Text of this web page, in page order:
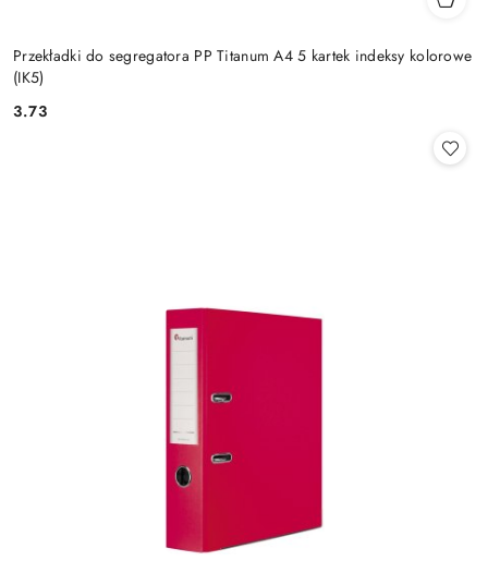
Przekładki do segregatora PP Titanum A4 5 kartek indeksy kolorowe
(IK5)
Cena:
3.73